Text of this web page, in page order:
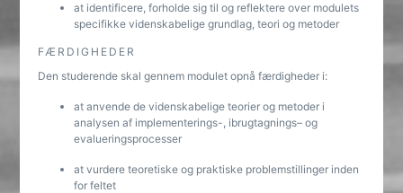
at identificere, forholde sig til og reflektere over modulets
specifikke videnskabelige grundlag, teori og metoder
FÆRDIGHEDER
Den studerende skal gennem modulet opnå færdigheder i:
at anvende de videnskabelige teorier og metoder i
analysen af implementerings-, ibrugtagnings– og
evalueringsprocesser
at vurdere teoretiske og praktiske problemstillinger inden
for feltet